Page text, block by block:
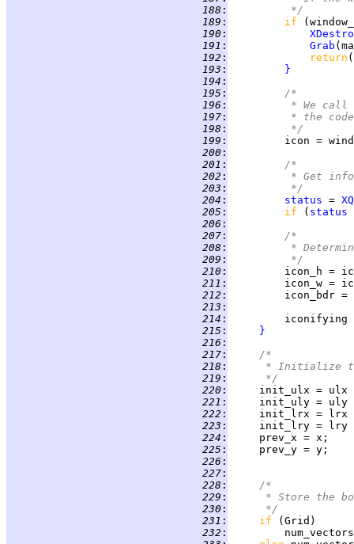
188 :
         */
189 : if
190 :
191 :
Grab
192 :
return
193 :
}
194 :
195 :
/*
196 :
* We call
197 :
* the
198 :
         */
199 :
200 :
201 :
/*
202 :
* Get
203 :
         */
204 : status =
205 : if ( status
206 :
207 :
/*
208 :
*
209 :
         */
210 :
211 :
212 :
213 :
214 :
215 :
}
216 :
217 :
/*
218 :
* Initialize
219 :
     */
220 :
init_ulx =
221 :
init_uly =
222 :
init_lrx =
223 :
init_lry =
224 :
225 :
226 :
227 :
228 :
/*
229 :
* Store the
230 :
     */
231 : if
232 :